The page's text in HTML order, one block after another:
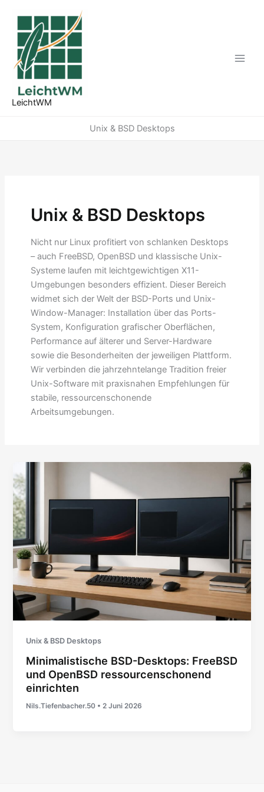
springen
LeichtWM
Unix & BSD Desktops
Unix & BSD Desktops
Nicht nur Linux profitiert von schlanken Desktops
– auch FreeBSD, OpenBSD und klassische Unix-
Systeme laufen mit leichtgewichtigen X11-
Umgebungen besonders effizient. Dieser Bereich
widmet sich der Welt der BSD-Ports und Unix-
Window-Manager: Installation über das Ports-
System, Konfiguration grafischer Oberflächen,
Performance auf älterer und Server-Hardware
sowie die Besonderheiten der jeweiligen Plattform.
Wir verbinden die jahrzehntelange Tradition freier
Unix-Software mit praxisnahen Empfehlungen für
stabile, ressourcenschonende
Arbeitsumgebungen.
Unix & BSD Desktops
Minimalistische BSD-Desktops: FreeBSD
und OpenBSD ressourcenschonend
einrichten
Nils.Tiefenbacher.50 •2 Juni 2026